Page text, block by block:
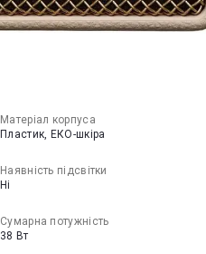
Матеріал корпуса
Пластик, ЕКО-шкіра
Наявність підсвітки
Ні
Сумарна потужність
38 Вт